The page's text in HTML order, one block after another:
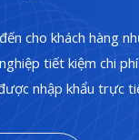
cho khách hàng
tiết kiệm chi
nhập khẩu trực